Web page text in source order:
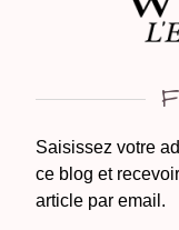
Saisissez votre
ce blog et
article par email.